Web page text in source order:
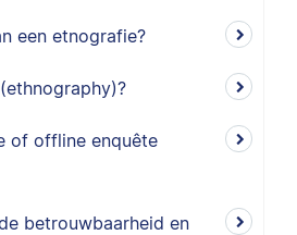
een etnografie?
of offline enquête
betrouwbaarheid en